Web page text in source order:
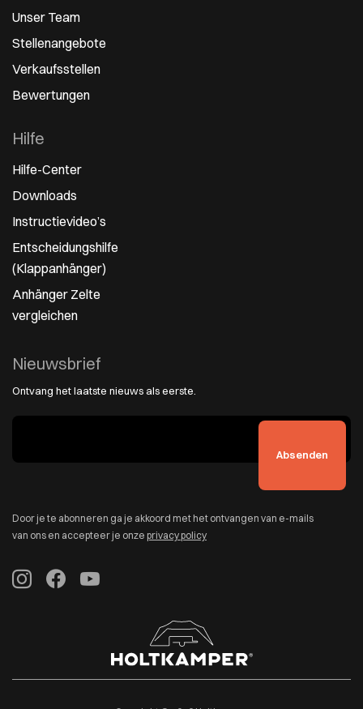
Unser Team
Stellenangebote
Verkaufsstellen
Bewertungen
Hilfe
Hilfe-Center
Downloads
Instructievideo’s
Entscheidungshilfe
(Klappanhänger)
Anhänger Zelte
vergleichen
Nieuwsbrief
Ontvang het laatste nieuws als eerste.
Door je te abonneren ga je akkoord met het ontvangen van e-mails
van ons en accepteer je onze privacy policy